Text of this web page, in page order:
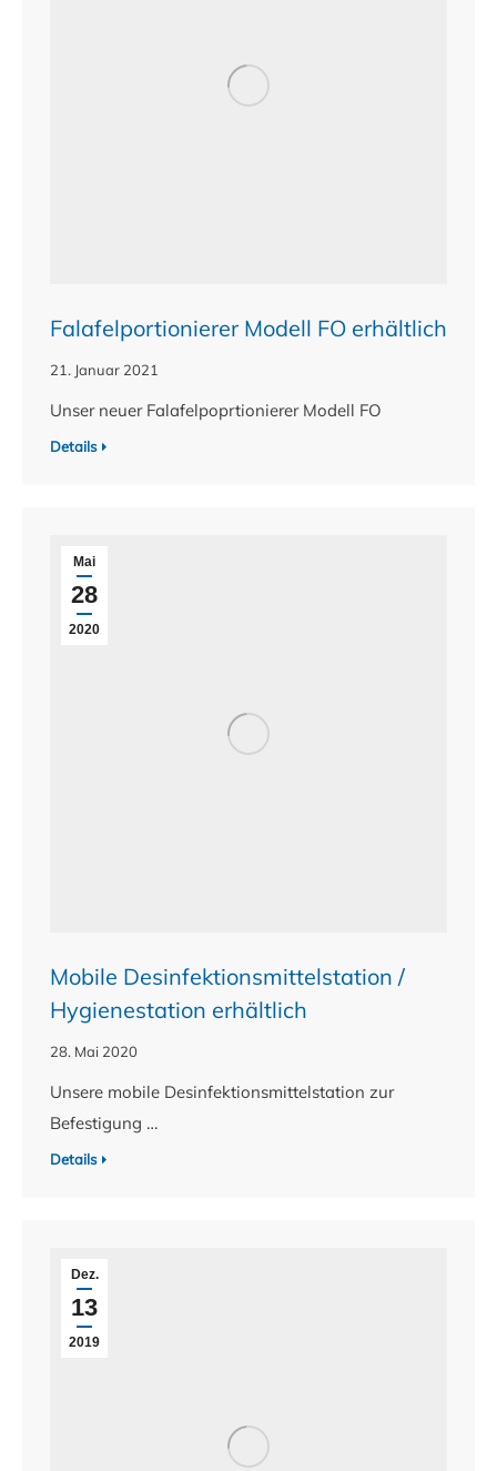
Falafelportionierer Modell FO erhältlich
21. Januar 2021
Unser neuer Falafelpoprtionierer Modell FO
Details
Mai
28
2020
Mobile Desinfektionsmittelstation /
Hygienestation erhältlich
28. Mai 2020
Unsere mobile Desinfektionsmittelstation zur
Befestigung …
Details
Dez.
13
2019